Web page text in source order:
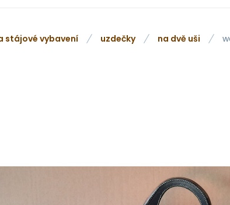
stájové vybavení uzdečky na dvě uši